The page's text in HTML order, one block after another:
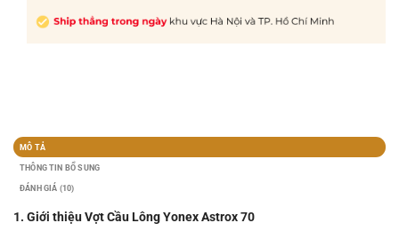
MÔ TẢ
THÔNG TIN BỔ SUNG
ĐÁNH GIÁ (10)
1. Giới thiệu Vợt Cầu Lông Yonex Astrox 70